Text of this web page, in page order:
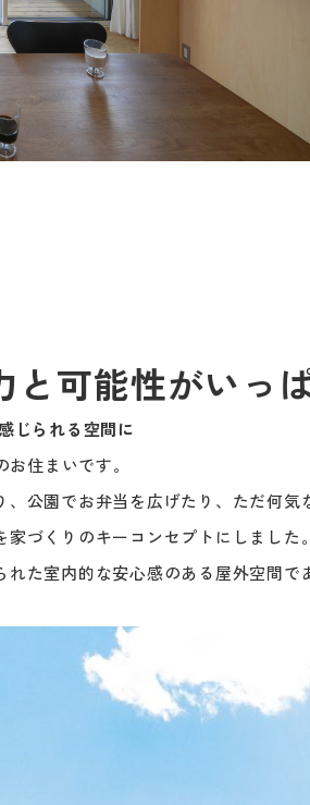
と可能性がいっ
じられる空間に
住まいです。
、公園でお弁当を広げたり、ただ何
づくりのキーコンセプトにしました。
た室内的な安心感のある屋外空間